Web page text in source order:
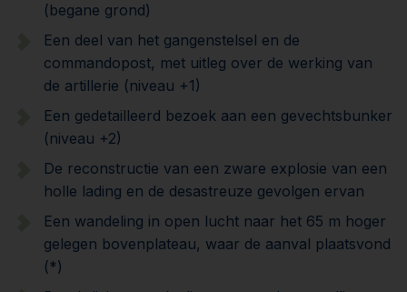
(begane grond)
Een deel van het gangenstelsel en de
commandopost, met uitleg over de werking van
de artillerie (niveau +1)
Een gedetailleerd bezoek aan een gevechtsbunker
(niveau +2)
De reconstructie van een zware explosie van een
holle lading en de desastreuze gevolgen ervan
Een wandeling in open lucht naar het 65 m hoger
gelegen bovenplateau, waar de aanval plaatsvond
(*)